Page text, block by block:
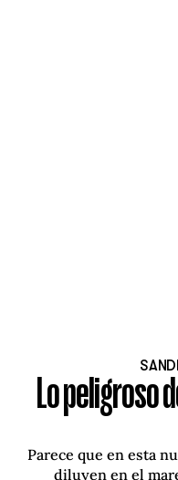
Lo peligroso
Parece que en esta
diluyen en el